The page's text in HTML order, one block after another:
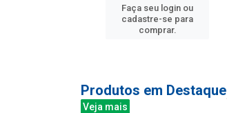
Faça seu login ou
cadastre-se para
comprar.
Produtos em Destaque
Veja mais